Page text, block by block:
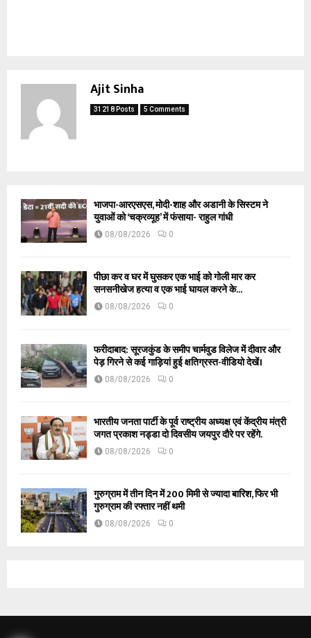
Ajit Sinha
31218 Posts 5 Comments
भाजपा-आरएसएस, मोदी-शाह और अडानी के सिस्टम ने
युवाओं को ‘चक्रव्यूह’ में फंसाया- राहुल गांधी
08/08/2026 0
पीछा कर व घर में घुसकर एक भाई को गोली मार कर
सनसनीखेज हत्या व एक भाई घायल करने के...
08/08/2026 0
फरीदाबाद: सूरजकुंड के समीप चार्मवुड विलेज में दीवार और
पेड़ गिरने से कई गाड़ियां हुई क्षतिग्रस्त-वीडियो देखें।
08/08/2026 0
भारतीय जनता पार्टी के पूर्व राष्ट्रीय अध्यक्ष एवं केंद्रीय मंत्री
जगत प्रकाश नड्डा दो दिवसीय जयपुर दौरे पर रहेंगे.
08/08/2026 0
गुरुग्राम में तीन दिन में 200 मिमी से ज्यादा बारिश, फिर भी
गुरुग्राम की रफ्तार नहीं थमी
08/08/2026 0